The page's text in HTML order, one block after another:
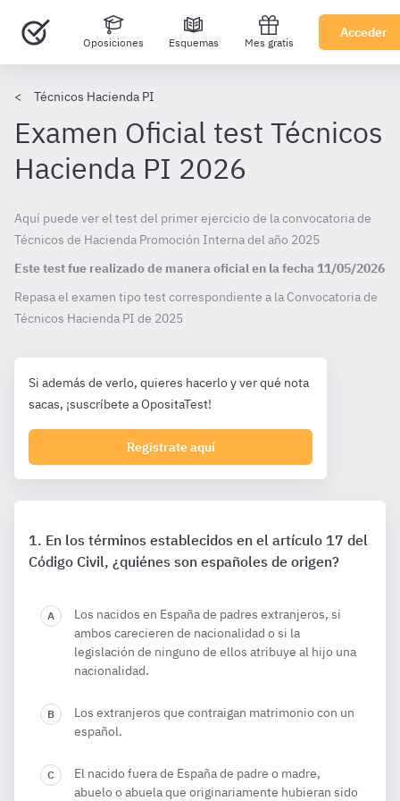
Oposiciones Esquemas Mes gratis
Acceder
Técnicos Hacienda PI
Examen Oficial test Técnicos
Hacienda PI 2026
Aquí puede ver el test del primer ejercicio de la convocatoria de
Técnicos de Hacienda Promoción Interna del año 2025
Este test fue realizado de manera oficial en la fecha 11/05/2026
Repasa el examen tipo test correspondiente a la Convocatoria de
Técnicos Hacienda PI de 2025
Si además de verlo, quieres hacerlo y ver qué nota
sacas, ¡suscríbete a OpositaTest!
Registrate aquí
En los términos establecidos en el artículo 17 del
Código Civil, ¿quiénes son españoles de origen?
Los nacidos en España de padres extranjeros, si
ambos carecieren de nacionalidad o si la
legislación de ninguno de ellos atribuye al hijo una
nacionalidad.
Los extranjeros que contraigan matrimonio con un
español.
El nacido fuera de España de padre o madre,
abuelo o abuela que originariamente hubieran sido